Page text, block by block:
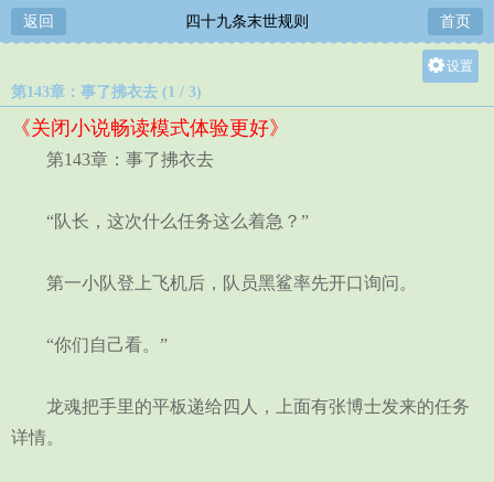
返回 四十九条末世规则 首页
设置
第143章：事了拂衣去 (1 / 3)
《关闭小说畅读模式体验更好》
第143章：事了拂衣去
“队长，这次什么任务这么着急？”
第一小队登上飞机后，队员黑鲨率先开口询问。
“你们自己看。”
龙魂把手里的平板递给四人，上面有张博士发来的任务
详情。